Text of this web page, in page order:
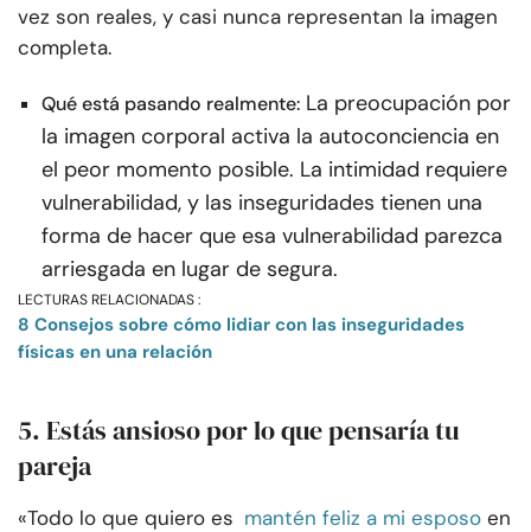
vez son reales, y casi nunca representan la imagen
completa.
Qué está pasando realmente: La preocupación por
la imagen corporal activa la autoconciencia en
el peor momento posible. La intimidad requiere
vulnerabilidad, y las inseguridades tienen una
forma de hacer que esa vulnerabilidad parezca
arriesgada en lugar de segura.
LECTURAS RELACIONADAS :
8 Consejos sobre cómo lidiar con las inseguridades
físicas en una relación
5. Estás ansioso por lo que pensaría tu
pareja
«Todo lo que quiero es mantén feliz a mi esposo en